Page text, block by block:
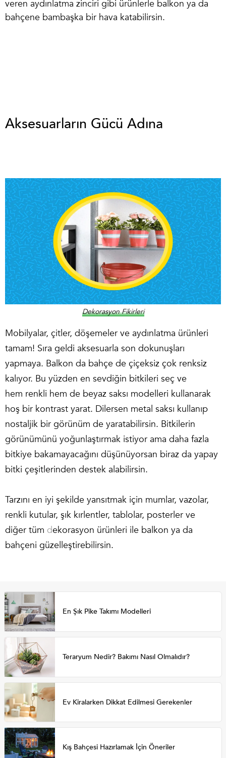
veren aydınlatma zinciri gibi ürünlerle balkon ya da
bahçene bambaşka bir hava katabilirsin.
Aksesuarların Gücü Adına
Dekorasyon Fikirleri
Mobilyalar, çitler, döşemeler ve aydınlatma ürünleri
tamam! Sıra geldi aksesuarla son dokunuşları
yapmaya. Balkon da bahçe de çiçeksiz çok renksiz
kalıyor. Bu yüzden en sevdiğin bitkileri seç ve
hem renkli hem de beyaz saksı modelleri kullanarak
hoş bir kontrast yarat. Dilersen metal saksı kullanıp
nostaljik bir görünüm de yaratabilirsin. Bitkilerin
görünümünü yoğunlaştırmak istiyor ama daha fazla
bitkiye bakamayacağını düşünüyorsan biraz da yapay
bitki çeşitlerinden destek alabilirsin.
Tarzını en iyi şekilde yansıtmak için mumlar, vazolar,
renkli kutular, şık kırlentler, tablolar, posterler ve
diğer tüm dekorasyon ürünleri ile balkon ya da
bahçeni güzelleştirebilirsin.
En Şık Pike Takımı Modelleri
Teraryum Nedir? Bakımı Nasıl Olmalıdır?
Ev Kiralarken Dikkat Edilmesi Gerekenler
Kış Bahçesi Hazırlamak İçin Öneriler